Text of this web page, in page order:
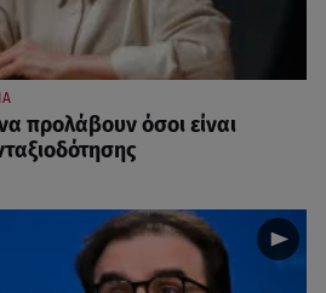
προλάβουν όσοι είναι